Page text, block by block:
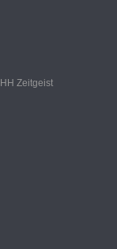
Zeitgeist